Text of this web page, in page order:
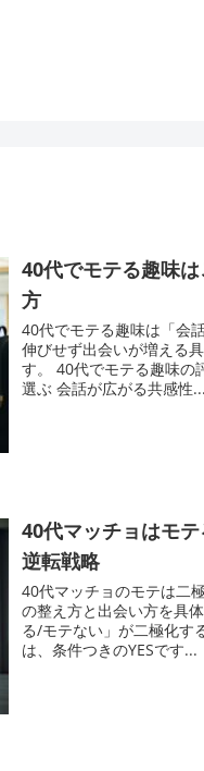
40代でモテる趣味
方
40代でモテる趣味は「会
伸びせず出会いが増える
す。 40代でモテる趣味の
選ぶ 会話が広がる共感性...
40代マッチョはモ
逆転戦略
40代マッチョのモテは二
の整え方と出会い方を具
る/モテない」が二極化す
は、条件つきのYESです...